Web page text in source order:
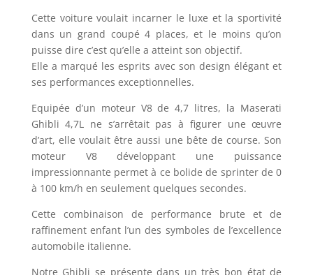
Cette voiture voulait incarner le luxe et la sportivité
dans un grand coupé 4 places, et le moins qu’on
puisse dire c’est qu’elle a atteint son objectif.
Elle a marqué les esprits avec son design élégant et
ses performances exceptionnelles.
Equipée d’un moteur V8 de 4,7 litres, la Maserati
Ghibli 4,7L ne s’arrêtait pas à figurer une œuvre
d’art, elle voulait être aussi une bête de course. Son
moteur V8 développant une puissance
impressionnante permet à ce bolide de sprinter de 0
à 100 km/h en seulement quelques secondes.
Cette combinaison de performance brute et de
raffinement enfant l’un des symboles de l’excellence
automobile italienne.
Notre Ghibli se présente dans un très bon état de